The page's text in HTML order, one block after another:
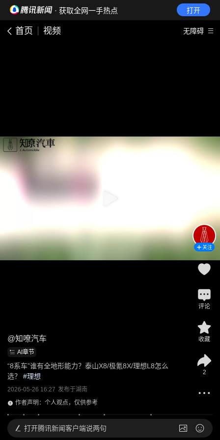
· 获取全网一手热点 打开
首页 视频 无障碍
@知嘹汽车
AI章节
“8系车”谁有全地形能力？泰山X8/极氪8X/理想L8怎么
选？
#理想
2026-05-26 16:27 发布于湖南
作者声明：个人观点，仅供参考
关注
评论
收藏
2
打开腾讯新闻客户端说两句